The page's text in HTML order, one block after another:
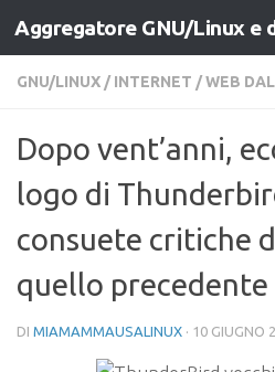
Salta al contenuto
Aggregatore GNU/Linux e
GNU/LINUX / INTERNET /WEB
Dopo vent’anni,
logo di
consuete critiche
quello precedente
DI MIAMAMMAUSALINUX · 10 GIUGNO